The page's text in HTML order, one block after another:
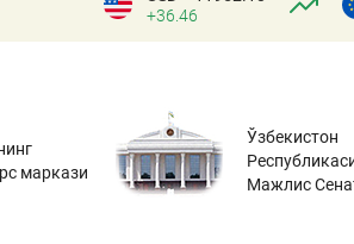
+36.46
маркази
Ўзбекистон
Мажлис